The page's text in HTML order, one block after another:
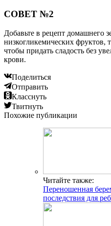
СОВЕТ №2
Добавьте в рецепт домашнего
низкогликемических фруктов,
чтобы придать сладость без
крови.
Поделиться
Отправить
Класснуть
Твитнуть
Похожие публикации
Читайте также:
Переношенная
последствия для